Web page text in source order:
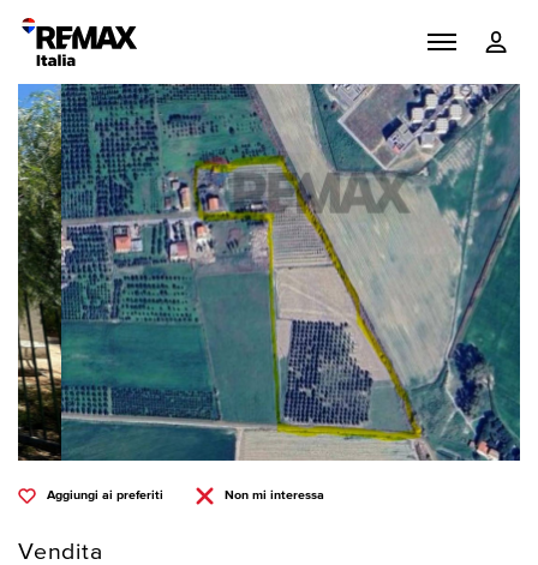
Aggiungi ai preferiti Non mi interessa
Vendita